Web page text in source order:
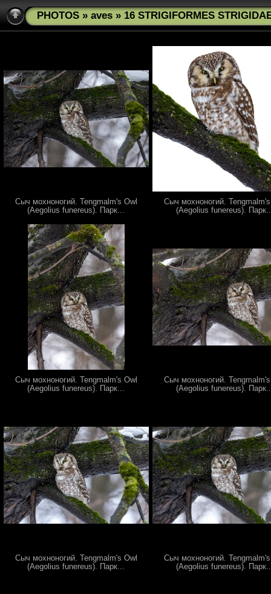
PHOTOS » aves » 16 STRIGIFORMES
Сыч мохноногий. Tengmalm's Owl
(Aegolius funereus). Парк...
Сыч мохноногий.
(Aegolius funereus).
Сыч мохноногий. Tengmalm's Owl
(Aegolius funereus). Парк...
Сыч мохноногий.
(Aegolius funereus).
Сыч мохноногий. Tengmalm's Owl
(Aegolius funereus). Парк...
Сыч мохноногий.
(Aegolius funereus).